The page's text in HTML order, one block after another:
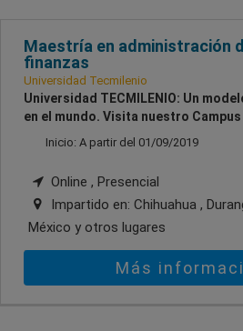
Maestría en administración
finanzas
Universidad Tecmilenio
Universidad TECMILENIO: Un
en el mundo. Visita nuestro
Inicio: A partir del 01/09/2019
Online , Presencial
Impartido en: Chihuahua ,
México y otros lugares
Más